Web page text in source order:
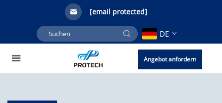
[email protected]
DE
Angebot anfordern